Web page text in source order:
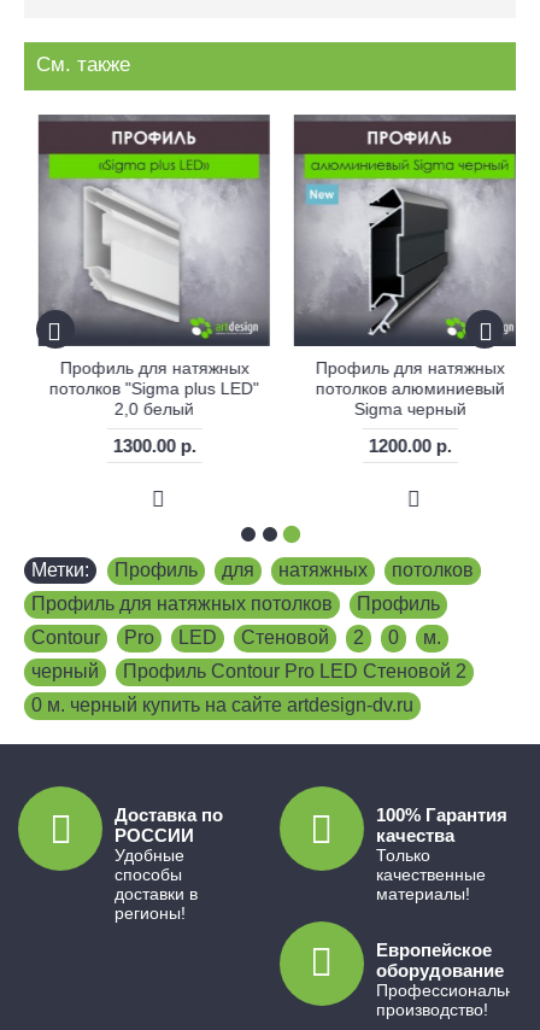
См. также
Профиль для натяжных
потолков "Sigma plus LED"
2,0 белый
1300.00 р.
Профиль для натяжных
потолков алюминиевый
Sigma черный
1200.00 р.
Метки: Профиль для натяжных потолков
Профиль для натяжных потолков
Профиль
Contour
Pro LED Стеновой 2 0 м.
черный
Профиль Contour Pro LED Стеновой 2
0 м. черный купить на сайте artdesign-dv.ru
Доставка по
РОССИИ
Удобные
способы
доставки в
регионы!
100% Гарантия
качества
Только
качественные
материалы!
Европейское
оборудование
Профессиональное
производство!